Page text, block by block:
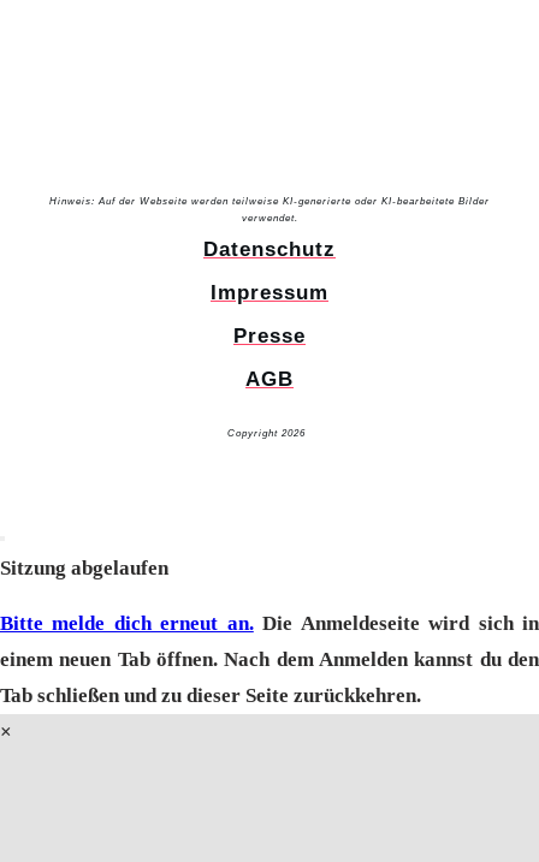
Hinweis: Auf der Webseite werden teilweise KI-generierte oder KI-bearbeitete Bilder
verwendet.
Datenschutz
Impressum
Presse
AGB
Copyright 2026
schließen
Sitzung abgelaufen
Bitte melde dich erneut an.Die Anmeldeseite wird sich in
einem neuen Tab öffnen. Nach dem Anmelden kannst du den
Tab schließen und zu dieser Seite zurückkehren.
×